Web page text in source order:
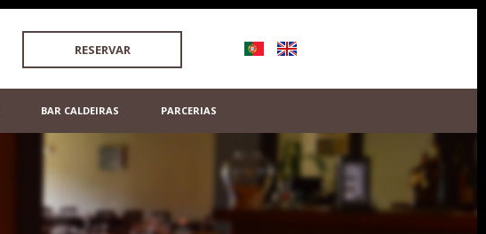
RESERVAR
BAR CALDEIRAS PARCERIAS